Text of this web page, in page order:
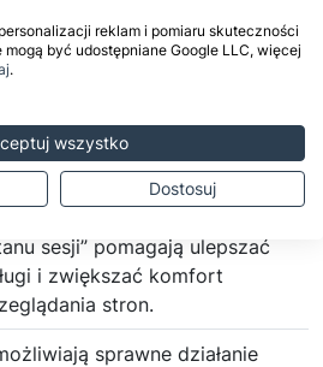
z witryny. Mogą one
najczęściej
komunikatów o
wyświetlanych na
stronach. Pliki cookie
sesji” pomagają ulepszać
i zwiększać komfort
stron.
sprawne działanie
reklam i pomiaru skuteczności
być udostępniane Google LLC, więcej
.
wszystko
Dostosuj